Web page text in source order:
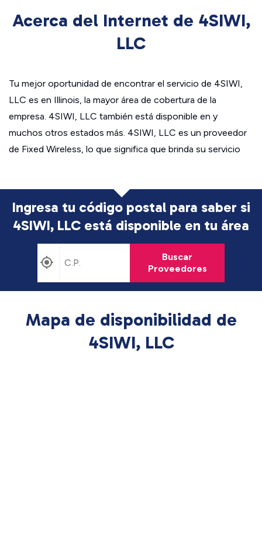
Acerca del Internet de 4SIWI,
LLC
Tu mejor oportunidad de encontrar el servicio de 4SIWI,
LLC es en Illinois, la mayor área de cobertura de la
empresa. 4SIWI, LLC también está disponible en y
muchos otros estados más. 4SIWI, LLC es un proveedor
de Fixed Wireless, lo que significa que brinda su servicio
Ingresa tu código postal para saber si
4SIWI, LLC está disponible en tu área
Buscar
Proveedores
Mapa de disponibilidad de
4SIWI, LLC